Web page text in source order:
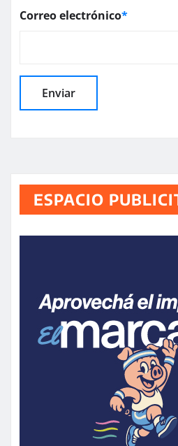
Correo electrónico*
ESPACIO